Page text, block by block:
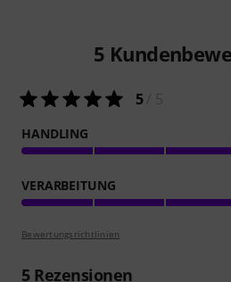
5
5/ 5
HANDLING
VERARBEITUNG
Bewertungsrichtlinien
5Rezensionen